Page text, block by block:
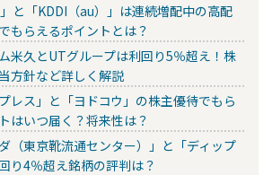
と「KDDI（au）」は連続増配中の高配
もらえるポイントとは？
米久とUTグループは利回り5％超え！株
方針など詳しく解説
レス」と「ヨドコウ」の株主優待でもら
はいつ届く？将来性は？
（東京靴流通センター）」と「ディップ
り4％超え銘柄の評判は？